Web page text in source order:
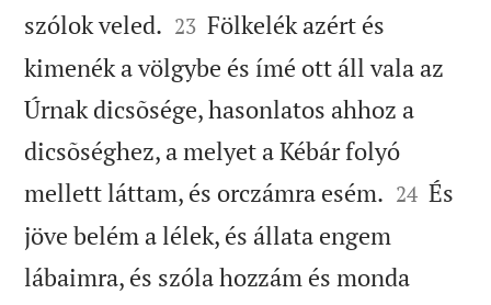
szólok veled. 

23 Fölkelék azért és
kimenék a völgybe és ímé ott áll vala az
Úrnak dicsõsége, hasonlatos ahhoz a
dicsõséghez, a melyet a Kébár folyó
mellett láttam, és orczámra esém. 

24 És
jöve belém a lélek, és állata engem
lábaimra, és szóla hozzám és monda